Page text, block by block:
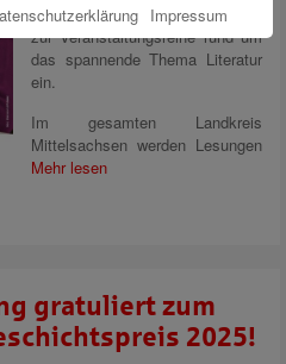
November 2025 zum dritten Mal
zur Veranstaltungsreihe rund um
das spannende Thema Literatur
ein.
Im gesamten Landkreis
Mittelsachsen werden Lesungen
Mehr lesen
gratuliert zum
2025!
Impressum